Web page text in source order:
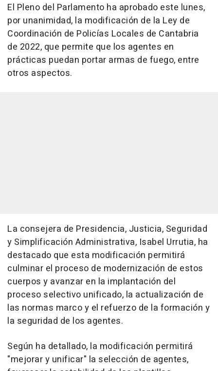
El Pleno del Parlamento ha aprobado este lunes,
por unanimidad, la modificación de la Ley de
Coordinación de Policías Locales de Cantabria
de 2022, que permite que los agentes en
prácticas puedan portar armas de fuego, entre
otros aspectos.
La consejera de Presidencia, Justicia, Seguridad
y Simplificación Administrativa, Isabel Urrutia, ha
destacado que esta modificación permitirá
culminar el proceso de modernización de estos
cuerpos y avanzar en la implantación del
proceso selectivo unificado, la actualización de
las normas marco y el refuerzo de la formación y
la seguridad de los agentes.
Según ha detallado, la modificación permitirá
"mejorar y unificar" la selección de agentes,